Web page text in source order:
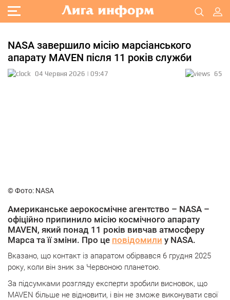
NASA завершило місію марсіанського
апарату MAVEN після 11 років служби
04 Червня 2026 | 09:47 65
© Фото: NASA
Американське аерокосмічне агентство – NASA –
офіційно припинило місію космічного апарату
MAVEN, який понад 11 років вивчав атмосферу
Марса та її зміни. Про це повідомили у NASA.
Вказано, що контакт із апаратом обірвався 6 грудня 2025
року, коли він зник за Червоною планетою.
За підсумками розгляду експерти зробили висновок, що
MAVEN більше не відновити, і він не зможе виконувати свої